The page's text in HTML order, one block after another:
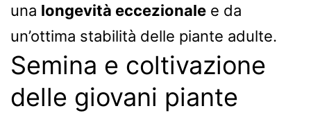
una longevità eccezionale e da
un’ottima stabilità delle piante adulte.
Semina e coltivazione
delle giovani piante